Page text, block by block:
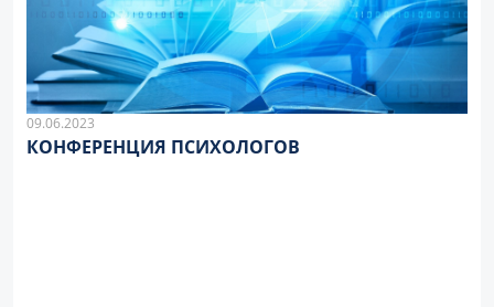
09.06.2023
КОНФЕРЕНЦИЯ ПСИХОЛОГОВ